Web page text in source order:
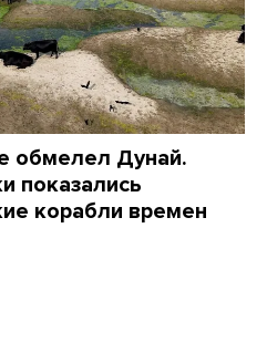
обмелел Дунай.
показались
корабли времен